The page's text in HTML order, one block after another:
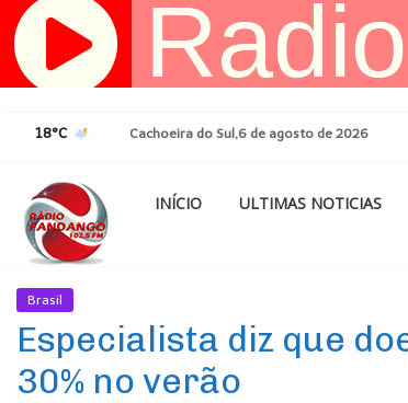
Pular
para
18°C Cachoeira do Sul,6 de agosto de 2026
INÍCIO ULTIMAS NOTICIAS
Brasil
Especialista diz que
30% no verão